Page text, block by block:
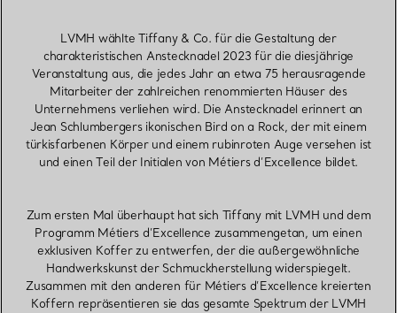
LVMH wählte Tiffany & Co. für die Gestaltung der
charakteristischen Anstecknadel 2023 für die diesjährige
Veranstaltung aus, die jedes Jahr an etwa 75 herausragende
Mitarbeiter der zahlreichen renommierten Häuser des
Unternehmens verliehen wird. Die Anstecknadel erinnert an
Jean Schlumbergers ikonischen Bird on a Rock, der mit einem
türkisfarbenen Körper und einem rubinroten Auge versehen ist
und einen Teil der Initialen von Métiers d’Excellence bildet.
Zum ersten Mal überhaupt hat sich Tiffany mit LVMH und dem
Programm Métiers d’Excellence zusammengetan, um einen
exklusiven Koffer zu entwerfen, der die außergewöhnliche
Handwerkskunst der Schmuckherstellung widerspiegelt.
Zusammen mit den anderen für Métiers d’Excellence kreierten
Koffern repräsentieren sie das gesamte Spektrum der LVMH